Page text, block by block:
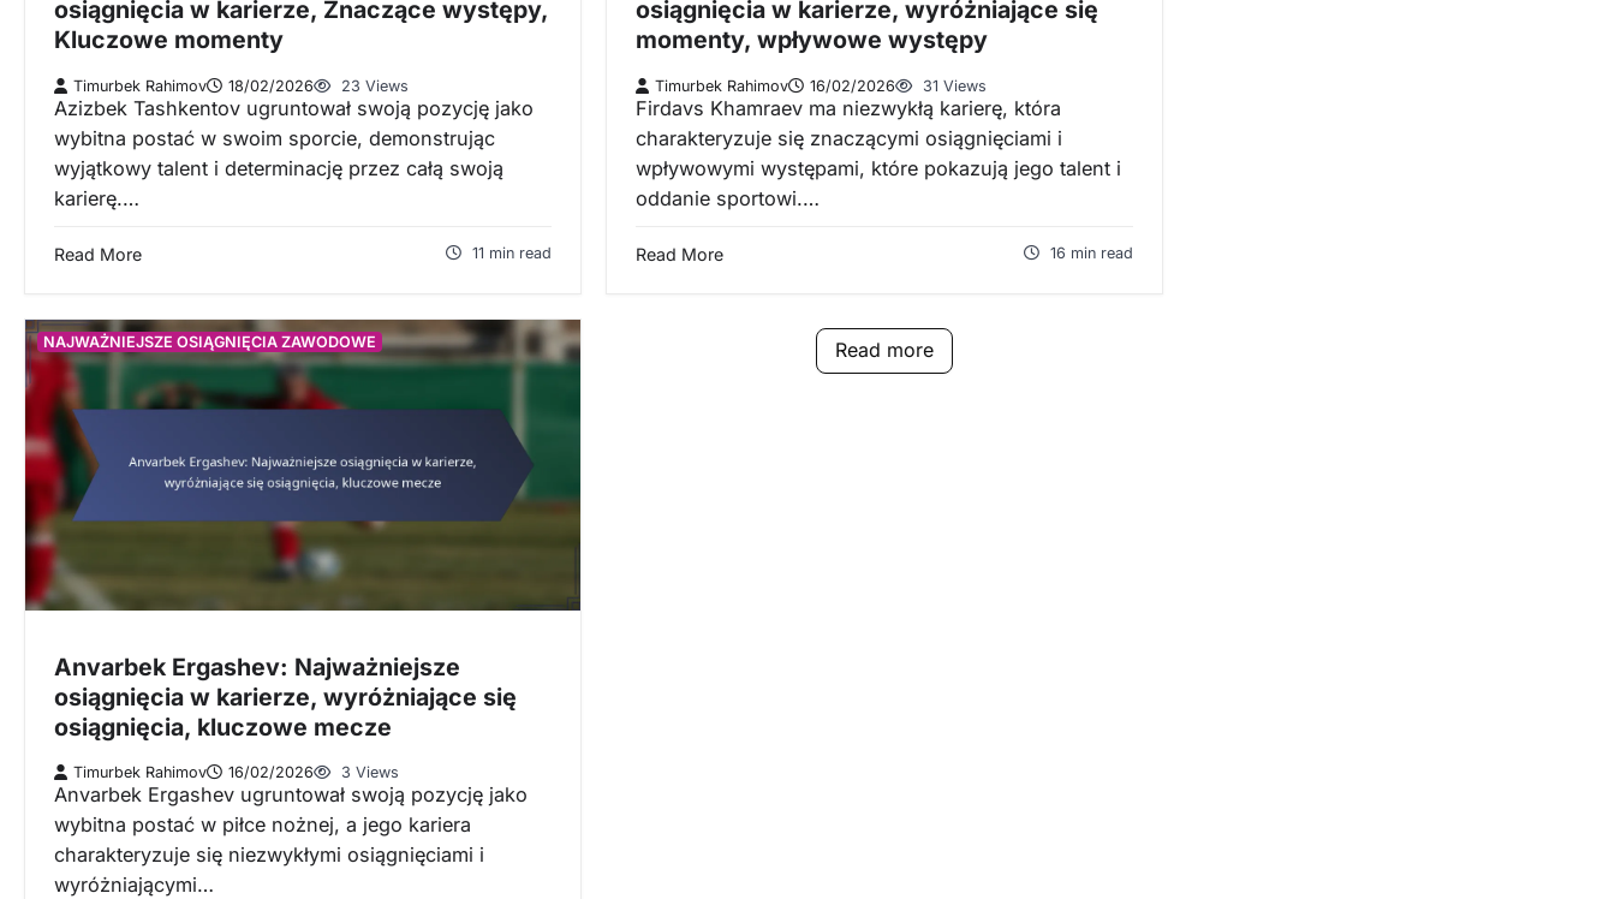
osiągnięcia w karierze, Znaczące występy,
Kluczowe momenty
Timurbek Rahimov 18/02/2026 23 Views
Azizbek Tashkentov ugruntował swoją pozycję jako
wybitna postać w swoim sporcie, demonstrując
wyjątkowy talent i determinację przez całą swoją
karierę.…
Read More 11 min read
osiągnięcia w karierze, wyróżniające się
momenty, wpływowe występy
Timurbek Rahimov 16/02/2026 31 Views
Firdavs Khamraev ma niezwykłą karierę, która
charakteryzuje się znaczącymi osiągnięciami i
wpływowymi występami, które pokazują jego talent i
oddanie sportowi.…
Read More 16 min read
NAJWAŻNIEJSZE OSIĄGNIĘCIA ZAWODOWE
Anvarbek Ergashev: Najważniejsze
osiągnięcia w karierze, wyróżniające się
osiągnięcia, kluczowe mecze
Timurbek Rahimov 16/02/2026 3 Views
Anvarbek Ergashev ugruntował swoją pozycję jako
wybitna postać w piłce nożnej, a jego kariera
charakteryzuje się niezwykłymi osiągnięciami i
wyróżniającymi…
Read more